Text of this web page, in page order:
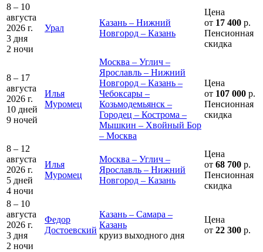
8 – 10
августа
2026 г.
3 дня
2 ночи
Урал
Казань – Нижний
Новгород – Казань
Цена
от 17 400 р.
Пенсионная
скидка
8 – 17
августа
2026 г.
10 дней
9 ночей
Илья
Муромец
Москва – Углич –
Ярославль – Нижний
Новгород – Казань –
Чебоксары –
Козьмодемьянск –
Городец – Кострома –
Мышкин – Хвойный Бор
– Москва
Цена
от 107 000 р.
Пенсионная
скидка
8 – 12
августа
2026 г.
5 дней
4 ночи
Илья
Муромец
Москва – Углич –
Ярославль – Нижний
Новгород – Казань
Цена
от 68 700 р.
Пенсионная
скидка
8 – 10
августа
2026 г.
3 дня
2 ночи
Федор
Достоевский
Казань – Самара –
Казань
круиз выходного дня
Цена
от 22 300 р.